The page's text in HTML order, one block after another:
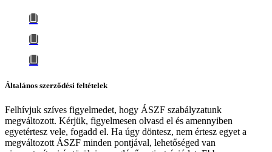
Általános szerződési feltételek
Felhívjuk szíves figyelmedet, hogy ÁSZF szabályzatunk
megváltozott. Kérjük, figyelmesen olvasd el és amennyiben
egyetértesz vele, fogadd el. Ha úgy döntesz, nem értesz egyet a
megváltozott ÁSZF minden pontjával, lehetőséged van